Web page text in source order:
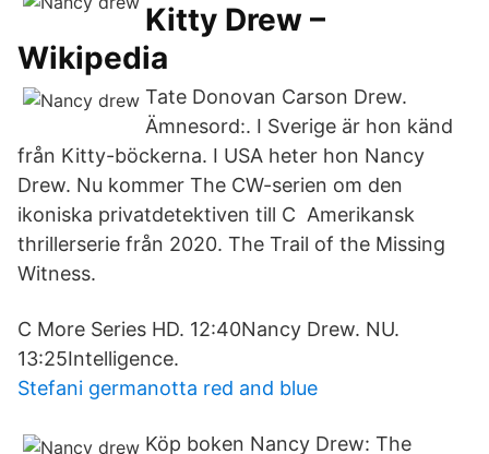
Kitty Drew –
Wikipedia
Tate Donovan Carson Drew.
Ämnesord:. I Sverige är hon känd
från Kitty-böckerna. I USA heter hon Nancy
Drew. Nu kommer The CW-serien om den
ikoniska privatdetektiven till C Amerikansk
thrillerserie från 2020. The Trail of the Missing
Witness.
C More Series HD. 12:40Nancy Drew. NU.
13:25Intelligence.
Stefani germanotta red and blue
Köp boken Nancy Drew: The